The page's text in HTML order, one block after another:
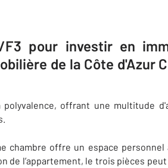
pour investir en
de la Côte d'Azur
offrant une multitude
chambre offre un espace
de l’appartement, le trois pièces